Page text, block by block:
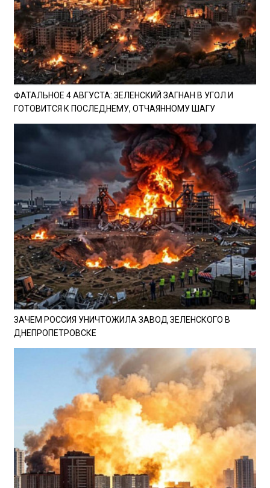
ФАТАЛЬНОЕ 4 АВГУСТА: ЗЕЛЕНСКИЙ ЗАГНАН В УГОЛ И
ГОТОВИТСЯ К ПОСЛЕДНЕМУ, ОТЧАЯННОМУ ШАГУ
ЗАЧЕМ РОССИЯ УНИЧТОЖИЛА ЗАВОД ЗЕЛЕНСКОГО В
ДНЕПРОПЕТРОВСКЕ